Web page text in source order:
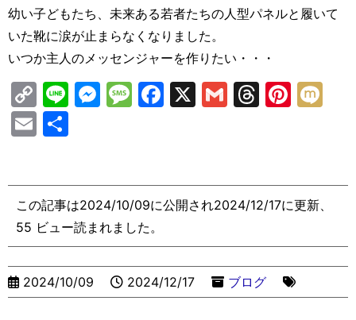
幼い子どもたち、未来ある若者たちの人型パネルと履いて
いた靴に涙が止まらなくなりました。
いつか主人のメッセンジャーを作りたい・・・
C
o
p
Li
n
k
Li M
e
n
g
er
M
a
g
e
F
b
o
o
k
X
G
T
d
s
Pi
st
E
l
この記事は2024/10/09に公開され2024/12/17に更新、
55 ビュー読まれました。
2024/10/09 2024/12/17 ブログ